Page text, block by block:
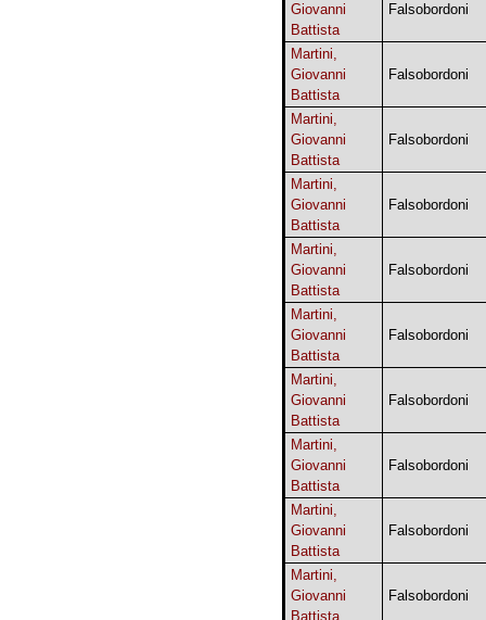
Giovanni
Battista
Falsobordoni
Martini,
Giovanni
Battista
Falsobordoni
Martini,
Giovanni
Battista
Falsobordoni
Martini,
Giovanni
Battista
Falsobordoni
Martini,
Giovanni
Battista
Falsobordoni
Martini,
Giovanni
Battista
Falsobordoni
Martini,
Giovanni
Battista
Falsobordoni
Martini,
Giovanni
Battista
Falsobordoni
Martini,
Giovanni
Battista
Falsobordoni
Martini,
Giovanni
Battista
Falsobordoni